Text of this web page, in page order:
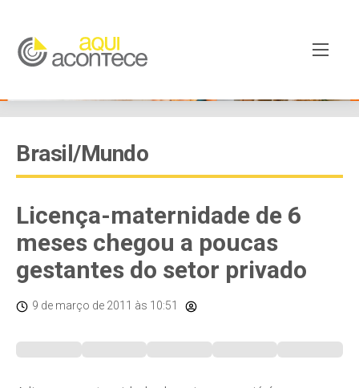
Brasil/Mundo
Licença-maternidade de 6
meses chegou a poucas
gestantes do setor privado
9 de março de 2011 às 10:51